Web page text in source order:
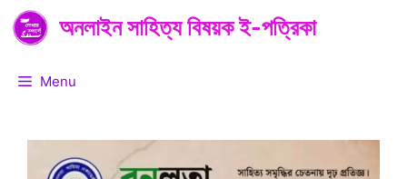
Skip
to
অনলাইন সাহিত্য বিষয়ক ই-পত্রিকা
Menu